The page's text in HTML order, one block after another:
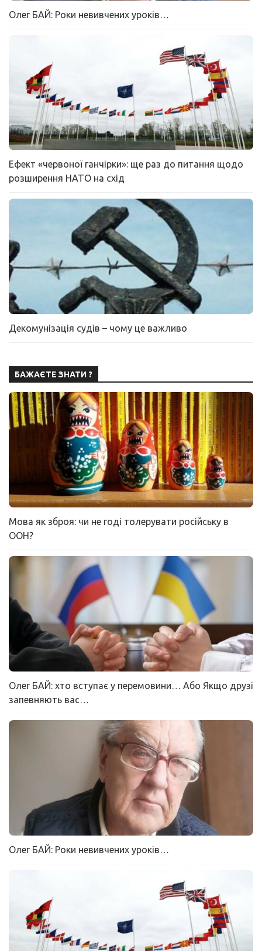
Олег БАЙ: Роки невивчених уроків…
Ефект «червоної ганчірки»: ще раз до питання щодо
розширення НАТО на схід
Декомунізація судів – чому це важливо
БАЖАЄТЕ ЗНАТИ ?
Мова як зброя: чи не годі толерувати російську в
ООН?
Олег БАЙ: хто вступає у перемовини… Або Якщо друзі
запевняють вас…
Олег БАЙ: Роки невивчених уроків…